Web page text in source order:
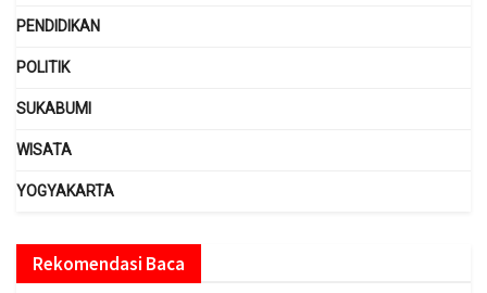
PENDIDIKAN
POLITIK
SUKABUMI
WISATA
YOGYAKARTA
Rekomendasi Baca